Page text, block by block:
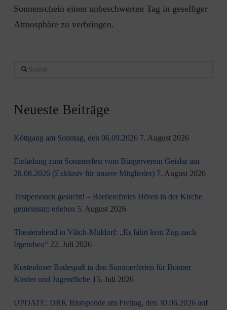
Sonnenschein einen unbeschwerten Tag in geselliger
Atmosphäre zu verbringen.
Search
Neueste Beiträge
Köttgang am Sonntag, den 06.09.2026 7. August 2026
Einladung zum Sommerfest vom Bürgerverein Geislar am
28.08.2026 (Exklusiv für unsere Mitglieder) 7. August 2026
Testpersonen gesucht! – Barrierefreies Hören in der Kirche
gemeinsam erleben 5. August 2026
Theaterabend in Vilich-Müldorf: „Es fährt kein Zug nach
Irgendwo“ 22. Juli 2026
Kostenloser Badespaß in den Sommerferien für Bonner
Kinder und Jugendliche 15. Juli 2026
UPDATE: DRK Blutspende am Freitag, den 30.06.2026 auf